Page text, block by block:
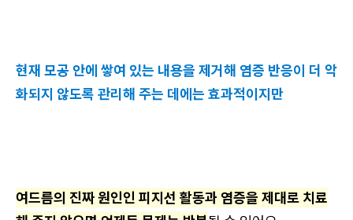
현재 모공 안에 쌓여 있는 내용을 제거해 염증 반응이 더 악
화되지 않도록 관리해 주는 데에는 효과적이지만
여드름의 진짜 원인인 피지선 활동과 염증을 제대로 치료